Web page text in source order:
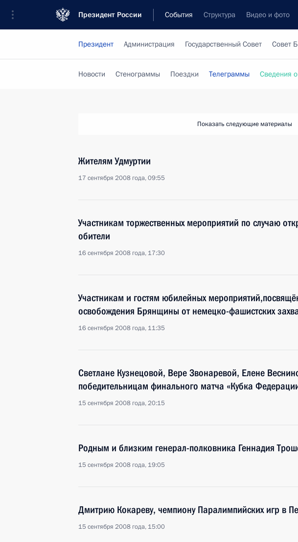
Президент России События Структура Видео и фото
Президент Администрация Государственный Совет Совет
Новости Стенограммы Поездки Телеграммы Сведения
Показать следующие материалы
Жителям Удмуртии
17 сентября 2008 года, 09:55
Участникам торжественных мероприятий по случаю
обители
16 сентября 2008 года, 17:30
Участникам и гостям юбилейных
освобождения Брянщины от немецко-фашистских
16 сентября 2008 года, 11:35
Светлане Кузнецовой, Вере Звонаревой, Елене
победительницам финального матча «Кубка
15 сентября 2008 года, 20:15
Родным и близким генерал-полковника Геннадия
15 сентября 2008 года, 19:05
Дмитрию Кокареву, чемпиону Паралимпийских игр в
15 сентября 2008 года, 15:00